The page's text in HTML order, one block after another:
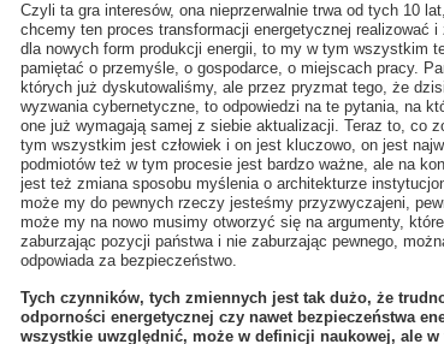
Czyli ta gra interesów, ona nieprzerwalnie trwa od tych 10
chcemy ten proces transformacji energetycznej realizować
dla nowych form produkcji energii, to my w tym wszystkim
pamiętać o przemyśle, o gospodarce, o miejscach pracy.
których już dyskutowaliśmy, ale przez pryzmat tego, że
wyzwania cybernetyczne, to odpowiedzi na te pytania, na
one już wymagają samej z siebie aktualizacji. Teraz to, co
tym wszystkim jest człowiek i on jest kluczowo, on jest
podmiotów też w tym procesie jest bardzo ważne, ale na
jest też zmiana sposobu myślenia o architekturze
może my do pewnych rzeczy jesteśmy przyzwyczajeni,
może my na nowo musimy otworzyć się na argumenty,
zaburzając pozycji państwa i nie zaburzając pewnego,
odpowiada za bezpieczeństwo.
Tych czynników, tych zmiennych jest tak dużo, że
odporności energetycznej czy nawet bezpieczeństwa
wszystkie uwzględnić, może w definicji naukowej, ale